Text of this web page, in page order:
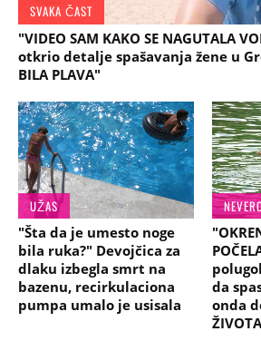
SVAKA ČAST
"VIDEO SAM KAKO SE NAGUTALA
otkrio detalje spašavanja žene u
BILA PLAVA"
UŽAS
"Šta da je umesto noge
bila ruka?" Devojčica za
dlaku izbegla smrt na
bazenu, recirkulaciona
pumpa umalo je usisala
da
onda
ŽIVOTA